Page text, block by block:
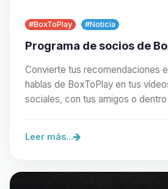
#BoxToPlay #Noticia
Programa de socios de
Convierte tus recomendaciones
hablas de BoxToPlay en tus
sociales, con tus amigos o
Leer más...